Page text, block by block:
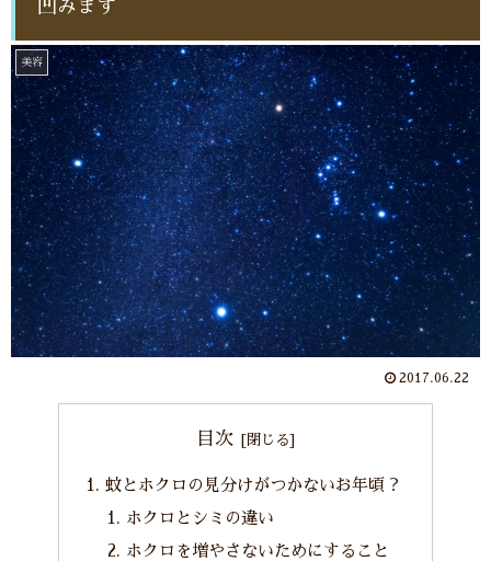
凹みます
美容
2017.06.22
目次
蚊とホクロの見分けがつかないお年頃？
ホクロとシミの違い
ホクロを増やさないためにすること